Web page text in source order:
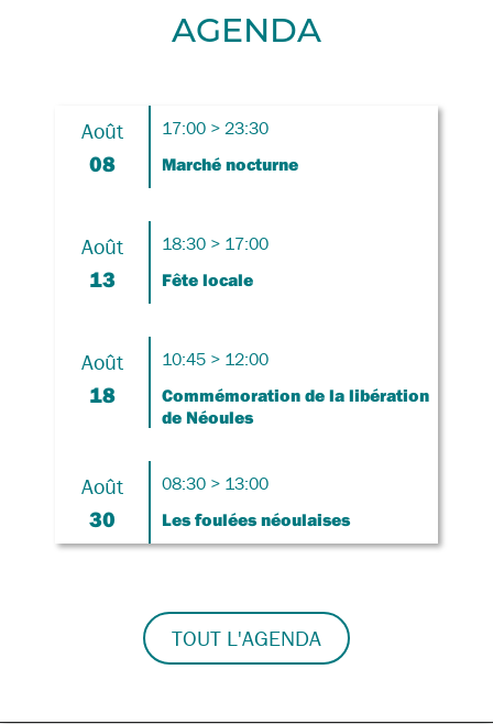
AGENDA
Août
08
17:00 > 23:30
Marché nocturne
Août
13
18:30 > 17:00
Fête locale
Août
18
10:45 > 12:00
Commémoration de la libération
de Néoules
Août
30
08:30 > 13:00
Les foulées néoulaises
TOUT L'AGENDA